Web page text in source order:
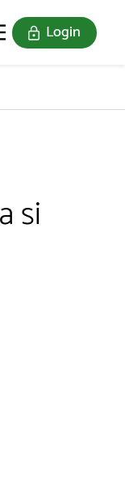
Login
si